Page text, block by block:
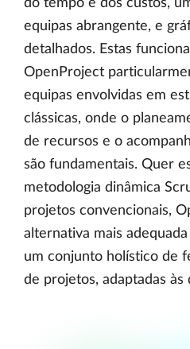
do tempo e dos custos,
equipas abrangente, e
detalhados. Estas
OpenProject
equipas envolvidas em
clássicas, onde o
de recursos e o
são fundamentais. Quer
metodologia dinâmica
projetos convencionais,
alternativa mais
um conjunto holístico de
de projetos, adaptadas às